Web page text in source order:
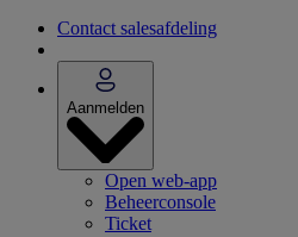
Contact salesafdeling
Aanmelden
Open web-app
Beheerconsole
Ticket